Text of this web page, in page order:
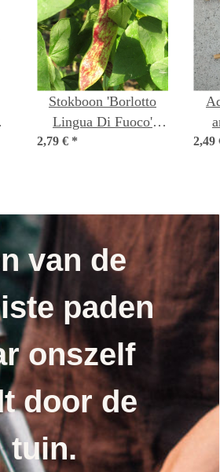
Stokboon 'Borlotto
Lingua Di Fuoco'
(Phaseolus vulgaris)
2,79 € * 2,49
van de
paden
onszelf
door de
tuin.